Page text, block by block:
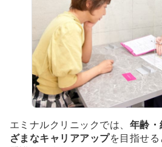
エミナルクリニックでは、 年齢・
ざまなキャリアアップを目指せ